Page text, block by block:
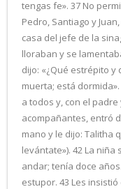
tengas fe». 37 No
Pedro, Santiago y
casa del jefe de la
lloraban y se
dijo: «¿Qué estrépito y
muerta; está
a todos y, con el
acompañantes, entró
mano y le dijo: Talitha
levántate»). 42 La
andar; tenía doce
estupor. 43 Les